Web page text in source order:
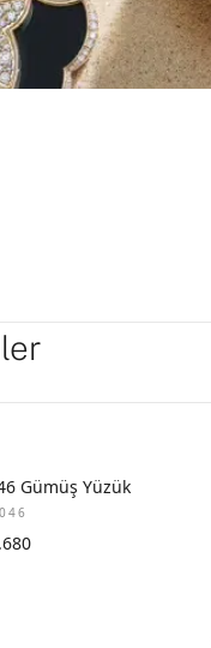
Gümüş Yüzük